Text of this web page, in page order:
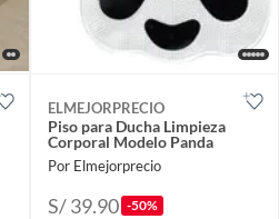
ELMEJORPRECIO
Piso para Ducha Limpieza
Corporal Modelo Panda
Por Elmejorprecio
S/ 39.90 -50%